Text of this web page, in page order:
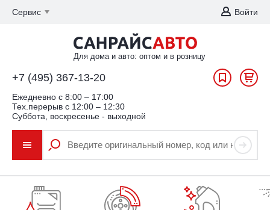
Сервис Войти
Для дома и авто: оптом и в розницу
+7 (495) 367-13-20
Ежедневно c 8:00 – 17:00
Тех.перерыв с 12:00 – 12:30
Суббота, воскресенье - выходной